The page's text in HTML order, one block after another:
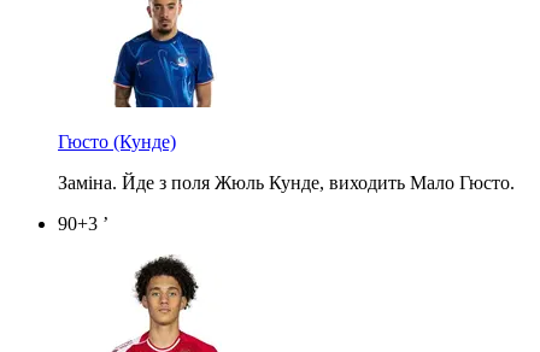
Гюсто (Кунде)
Заміна. Йде з поля Жюль Кунде, виходить Мало Гюсто.
90+3 ’